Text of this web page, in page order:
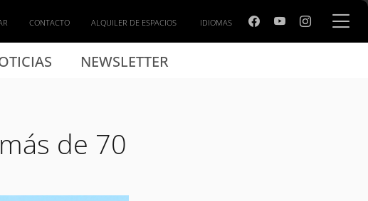
NEWSLETTER
CONTACTO ALQUILER DE ESPACIOS IDIOMAS
de 70